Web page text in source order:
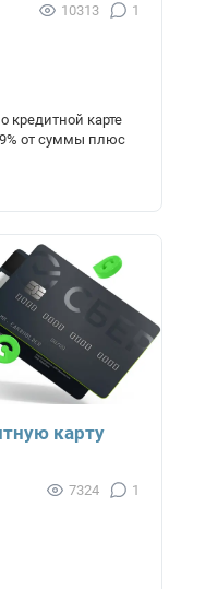
10313 1
кредитной карте
от суммы плюс
карту
7324 1